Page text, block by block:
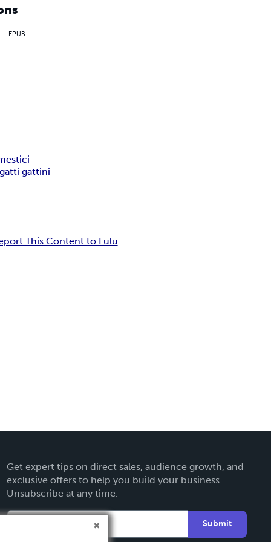
EPUB
gattini
This Content to Lulu
Get expert tips on direct sales, audience growth, and
exclusive offers to help you build your business.
Unsubscribe at any time.
Submit